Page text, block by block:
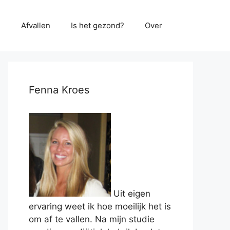
Afvallen Is het gezond? Over
Fenna Kroes
Uit eigen
ervaring weet ik hoe moeilijk het is
om af te vallen. Na mijn studie